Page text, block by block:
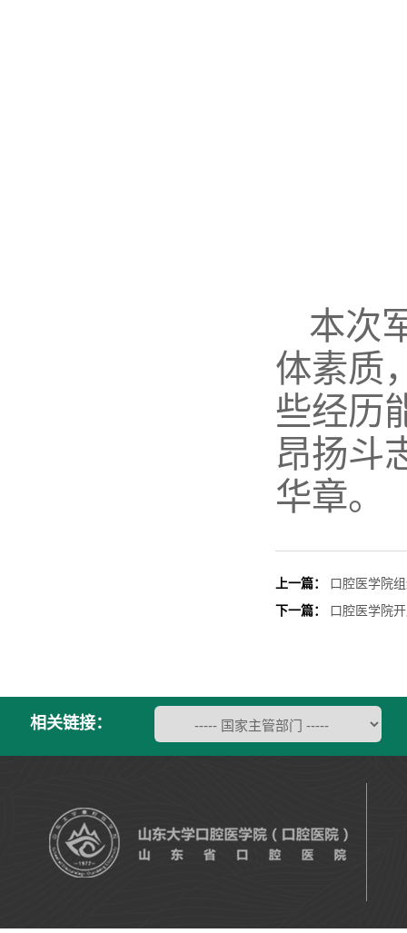
本次
体素质
些经历
昂扬斗
华章。
上一篇：
口腔医学院
下一篇：
口腔医学院
相关链接：